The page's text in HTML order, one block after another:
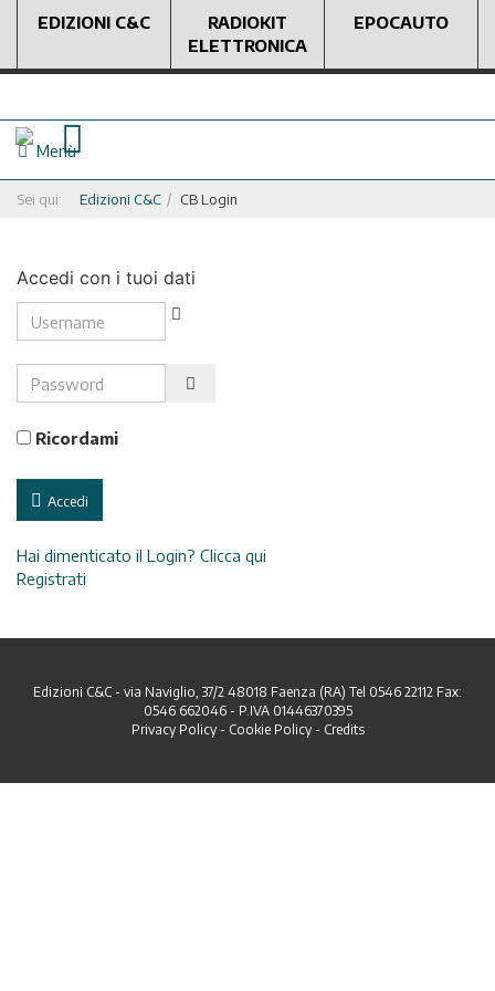
EDIZIONI C&C
RADIOKIT
ELETTRONICA
EPOCAUTO
Menù
Sei qui: Edizioni C&C CB Login
Accedi con i tuoi dati
Username
Password
Ricordami
Accedi
Hai dimenticato il Login? Clicca qui
Registrati
Edizioni C&C - via Naviglio, 37/2 48018 Faenza (RA) Tel 0546 22112 Fax:
0546 662046 - P.IVA 01446370395
Privacy Policy- Cookie Policy- Credits